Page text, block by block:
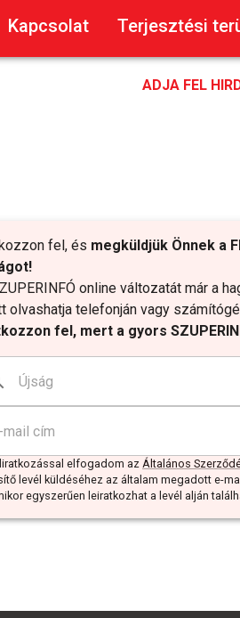
Kapcsolat Terjesztési
ADJA FEL
fel, és megküldjük Önnek a
online változatát már a
olvashatja telefonján vagy
fel, mert a gyors
elfogadom azÁltalános
levél küldéséhez az általam megadott e-
egyszerűen leiratkozhat a levél alján